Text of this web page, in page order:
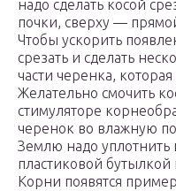
надо сделать косой
почки, сверху —
Чтобы ускорить
срезать и сделать
части черенка,
Желательно смочить
стимуляторе
черенок во влажную
Землю надо уплотнить
пластиковой
Корни появятся